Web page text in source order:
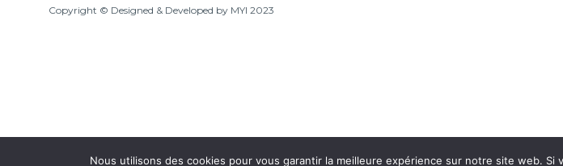
Copyright © Designed & Developed by MYI 2023
Nous utilisons des cookies pour vous garantir la meilleure expérience sur notre site web.